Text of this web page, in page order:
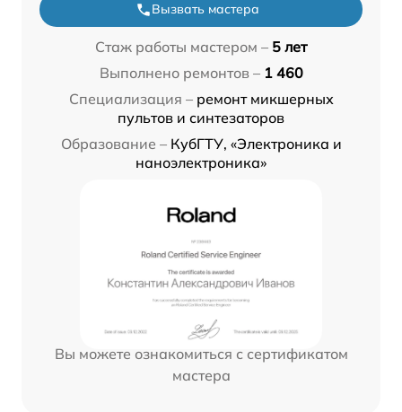
Вызвать мастера
Стаж работы мастером – 5 лет
Выполнено ремонтов – 1 460
Специализация – ремонт микшерных
пультов и синтезаторов
Образование – КубГТУ, «Электроника и
наноэлектроника»
Вы можете ознакомиться с сертификатом
мастера